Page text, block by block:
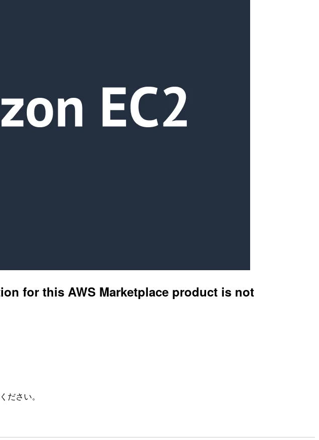
for this AWS Marketplace product is not
さい。